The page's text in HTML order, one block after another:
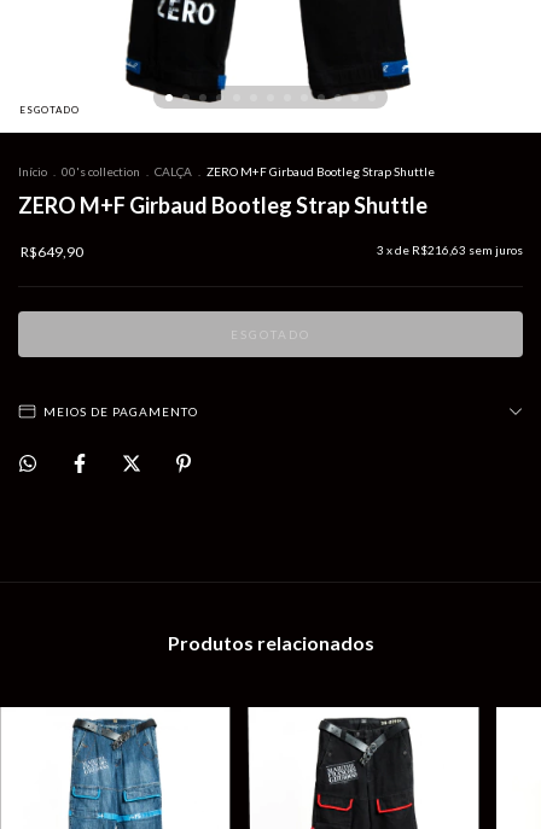
ESGOTADO
Início 00's collection CALÇA ZERO M+F Girbaud Bootleg Strap Shuttle
ZERO M+F Girbaud Bootleg Strap Shuttle
R$649,90 3 x de R$216,63 sem juros
MEIOS DE PAGAMENTO
Produtos relacionados